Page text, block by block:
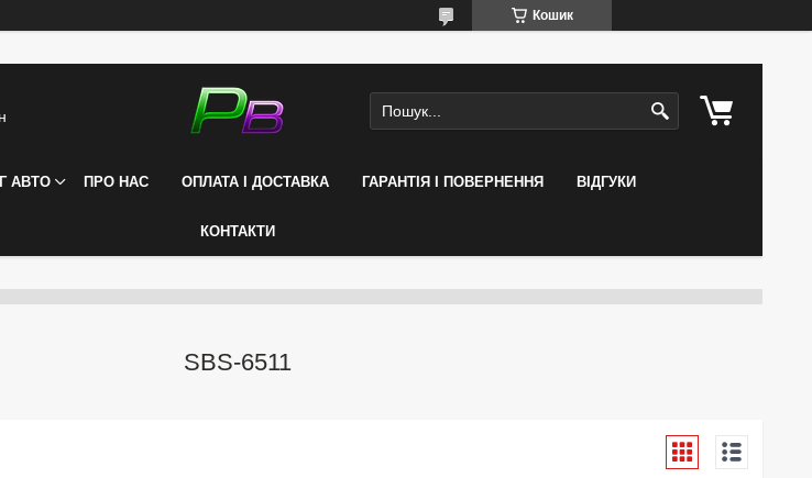
Кошик
АВТО ПРО НАС ОПЛАТА І ДОСТАВКА ГАРАНТІЯ І ПОВЕРНЕННЯ ВІДГУКИ
КОНТАКТИ
SBS-6511